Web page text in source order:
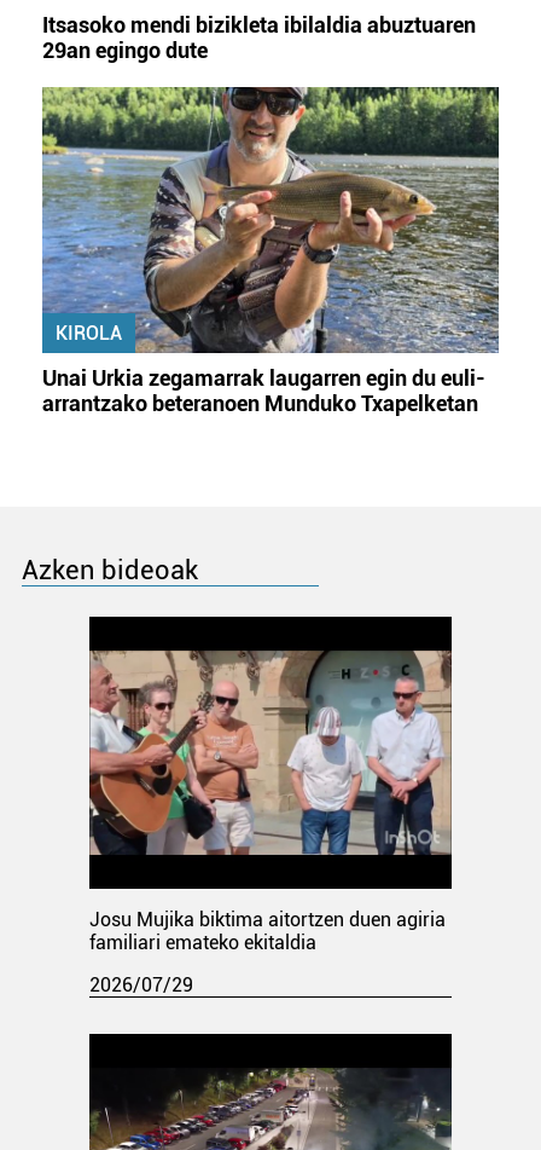
Itsasoko mendi bizikleta ibilaldia abuztuaren
29an egingo dute
KIROLA
Unai Urkia zegamarrak laugarren egin du euli-
arrantzako beteranoen Munduko Txapelketan
Azken bideoak
Josu Mujika biktima aitortzen duen agiria
familiari emateko ekitaldia
2026/07/29